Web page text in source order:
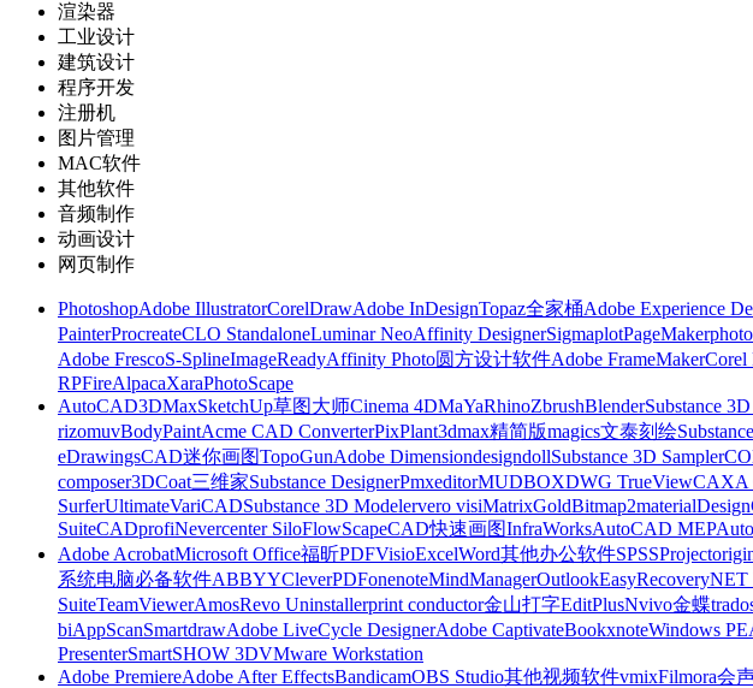
渲染器
工业设计
建筑设计
程序开发
注册机
图片管理
MAC软件
其他软件
音频制作
动画设计
网页制作
PhotoshopAdobe IllustratorCorelDrawAdobe InDesignTopaz全家桶Adobe Experience
PainterProcreateCLO StandaloneLuminar NeoAffinity DesignerSigmaplotPageMaker
Adobe FrescoS-SplineImageReadyAffinity Photo圆方设计软件Adobe FrameMakerCorel
RPFireAlpacaXaraPhotoScape
AutoCAD3DMaxSketchUp草图大师Cinema 4DMaYaRhinoZbrushBlenderSubstance
rizomuvBodyPaintAcme CAD ConverterPixPlant3dmax精简版magics文泰刻绘
eDrawingsCAD迷你画图TopoGunAdobe DimensiondesigndollSubstance 3D Sampler
composer3DCoat三维家Substance DesignerPmxeditorMUDBOXDWG TrueViewCAXA
SurferUltimateVariCADSubstance 3D Modelervero visiMatrixGoldBitmap2material
SuiteCADprofiNevercenter SiloFlowScapeCAD快速画图InfraWorksAutoCAD MEP
Adobe AcrobatMicrosoft Office福昕PDFVisioExcelWord其他办公软件SPSSProject
系统电脑必备软件ABBYYCleverPDFonenoteMindManagerOutlookEasyRecoveryNET
SuiteTeamViewerAmosRevo Uninstallerprint conductor金山打字EditPlusNvivo金蝶
biAppScanSmartdrawAdobe LiveCycle DesignerAdobe CaptivateBookxnoteWindows PE
PresenterSmartSHOW 3DVMware Workstation
Adobe PremiereAdobe After EffectsBandicamOBS Studio其他视频软件vmixFilmora会